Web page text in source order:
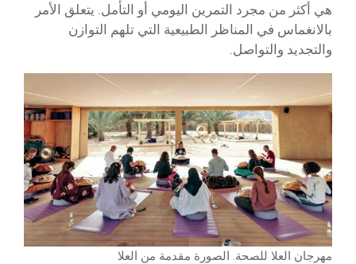
هي أكثر من مجرد التمرين اليومي أو التأمل. يتعلق الأمر
بالانغماس في المناظر الطبيعية التي تلهم التوازن
والتجديد والتواصل.
مهرجان العلا للصحة. الصورة مقدمة من العلا